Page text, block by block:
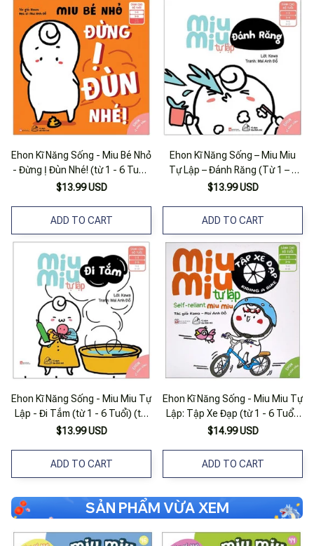
Ehon Kĩ Năng Sống - Miu Bé Nhỏ
- Đừng Ị Đùn Nhé! (từ 1 - 6 Tuổi)
- Tái Bản
$13.99 USD
ADD TO CART
Ehon Kĩ Năng Sống – Miu Miu
Tự Lập – Đánh Răng (Từ 1 – 6
Tuổi) (Tái Bản)
$13.99 USD
ADD TO CART
Ehon Kĩ Năng Sống - Miu Miu Tự
Lập - Đi Tắm (từ 1 - 6 Tuổi) (tái
Bản)
$13.99 USD
ADD TO CART
Ehon Kĩ Năng Sống - Miu Miu Tự
Lập: Tập Xe Đạp (từ 1 - 6 Tuổi)
(song Ngữ Anh - Việt)
$14.99 USD
ADD TO CART
SẢN PHẨM VỪA XEM